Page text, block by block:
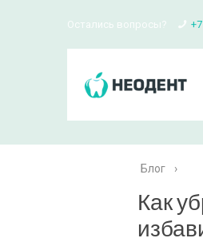
Остались вопросы?
Блог ›
Как